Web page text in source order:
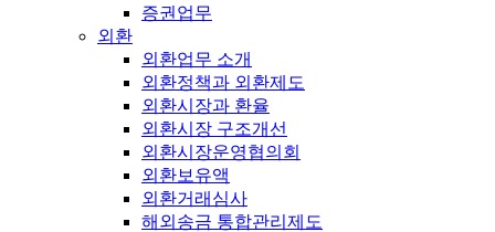
증권업무
외환
외환업무 소개
외환정책과 외환제도
외환시장과 환율
외환시장 구조개선
외환시장운영협의회
외환보유액
외환거래심사
해외송금 통합관리제도